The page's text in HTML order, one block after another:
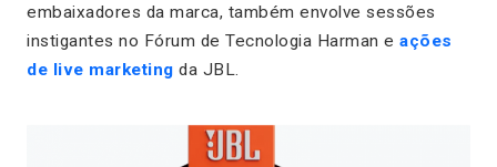
embaixadores da marca, também envolve sessões
instigantes no Fórum de Tecnologia Harman e ações
de live marketing da JBL.